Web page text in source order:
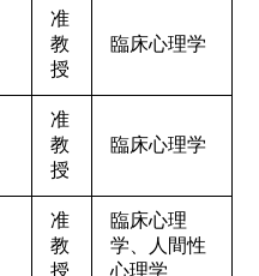
准
教
授
臨床心理学
准
教
授
臨床心理学
准
教
授
臨床心理
学、人間性
心理学